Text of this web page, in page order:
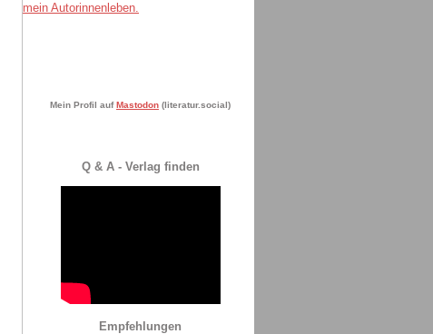
Mein Profil auf Mastodon (literatur.social)
Q & A - Verlag finden
Empfehlungen